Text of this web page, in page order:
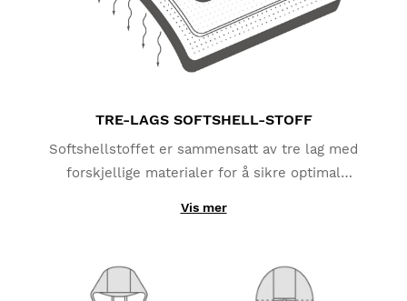
TRE-LAGS SOFTSHELL-STOFF
Softshellstoffet er sammensatt av tre lag med
forskjellige materialer for å sikre optimal
TPU-membran som beskytter deg mot vind og fjerner
fuktighet fra kroppen din. Det indre laget gir
Vis mer